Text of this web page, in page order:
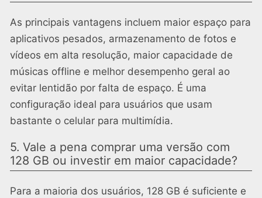
As principais vantagens incluem maior espaço para
aplicativos pesados, armazenamento de fotos e
vídeos em alta resolução, maior capacidade de
músicas offline e melhor desempenho geral ao
evitar lentidão por falta de espaço. É uma
configuração ideal para usuários que usam
bastante o celular para multimídia.
5. Vale a pena comprar uma versão com
128 GB ou investir em maior capacidade?
Para a maioria dos usuários, 128 GB é suficiente e